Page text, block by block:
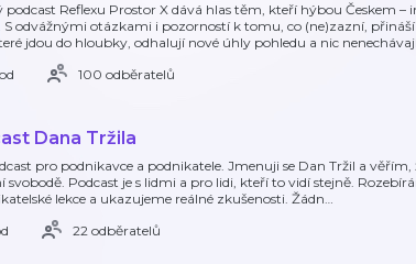
podcast Reflexu Prostor X dává hlas těm, kteří hýbou Českem –
odvážnými otázkami i pozorností k tomu, co (ne)zazní,
jdou do hloubky, odhalují nové úhly pohledu a nic
100 odběratelů
Dana Tržila
pro podnikavce a podnikatele. Jmenuji se Dan Tržil a věřím,
svobodě. Podcast je s lidmi a pro lidi, kteří to vidí stejně.
lekce a ukazujeme reálné zkušenosti. Žádn…
22 odběratelů